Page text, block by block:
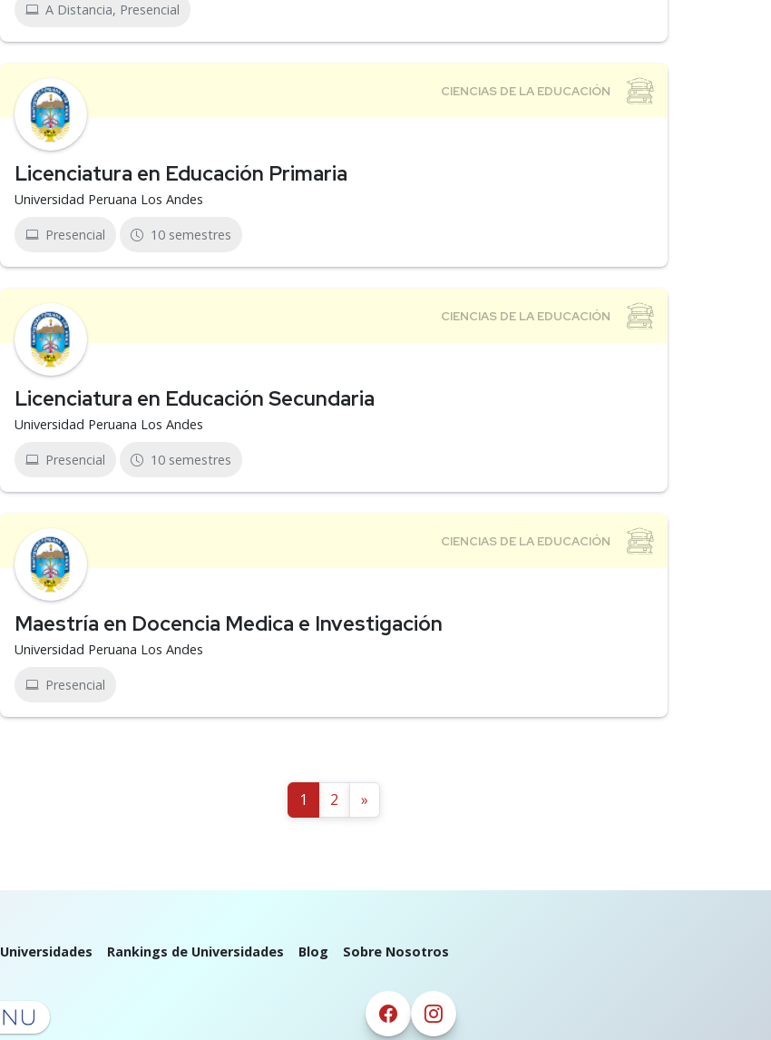
A Distancia, Presencial
Licenciatura en Educación Primaria
Universidad Peruana Los Andes
Presencial 10 semestres
Licenciatura en Educación Secundaria
Universidad Peruana Los Andes
Presencial 10 semestres
Maestría en Docencia Medica e Investigación
Universidad Peruana Los Andes
Presencial
1 2 »
Universidades Rankings de Universidades Blog Sobre Nosotros